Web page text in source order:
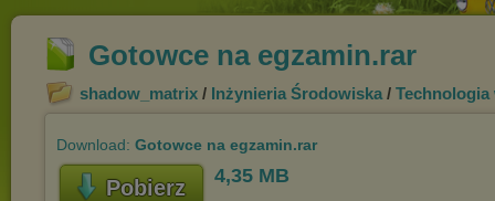
Gotowce na egzamin.rar
shadow_matrix / Inżynieria Środowiska / Technologia
Download: Gotowce na egzamin.rar
Pobierz 4,35 MB